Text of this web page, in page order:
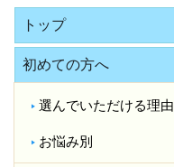
トップ
初めての方へ
選んでいただける理由
お悩み別